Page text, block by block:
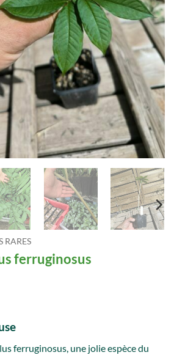
RARES
ferruginosus
ferruginosus, une jolie espèce du